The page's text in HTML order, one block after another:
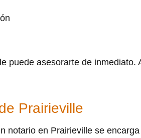
puede asesorarte de
Prairieville
notario en Prairieville se